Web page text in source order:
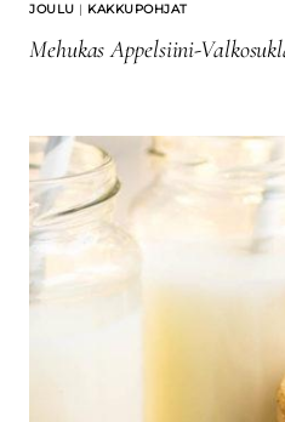
JOULU | KAKKUPOHJAT
Mehukas Appelsiini-